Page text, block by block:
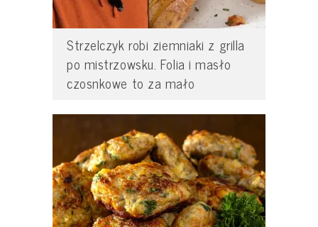
Strzelczyk robi ziemniaki z grilla
po mistrzowsku. Folia i masło
czosnkowe to za mało